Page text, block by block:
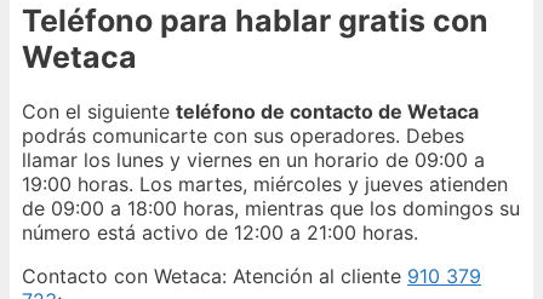
Teléfono para hablar gratis con
Wetaca
Con el siguiente teléfono de contacto de Wetaca
podrás comunicarte con sus operadores. Debes
llamar los lunes y viernes en un horario de 09:00 a
19:00 horas. Los martes, miércoles y jueves atienden
de 09:00 a 18:00 horas, mientras que los domingos su
número está activo de 12:00 a 21:00 horas.
Contacto con Wetaca: Atención al cliente 910 379